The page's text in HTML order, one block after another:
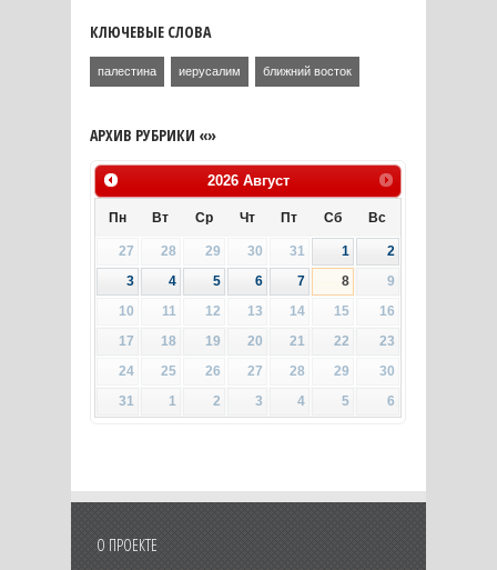
КЛЮЧЕВЫЕ СЛОВА
палестина иерусалим ближний восток
АРХИВ РУБРИКИ «»
2026 Август
Пн Вт Ср Чт Пт Сб Вс
27 28 29 30 31 1
2
3
4 5 6 7 8
9
10
11 12 13 14 15
16
17
18 19 20 21 22
23
24
25 26 27 28 29
30
31
1 2 3 4 5 6
О ПРОЕКТЕ